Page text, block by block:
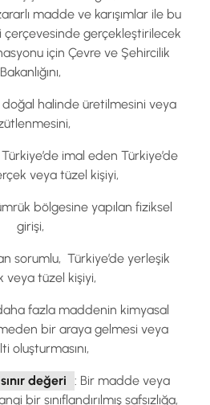
madde ve karışımlar ile bu
çerçevesinde gerçekleştirilecek
için Çevre ve Şehircilik
Bakanlığını,
halinde üretilmesini veya
imal eden Türkiye’de
veya tüzel kişiyi,
bölgesine yapılan fiziksel
girişi,
sorumlu, Türkiye’de yerleşik
veya tüzel kişiyi,
fazla maddenin kimyasal
bir araya gelmesi veya
oluşturmasını,
değeri : Bir madde veya
bir sınıflandırılmış safsızlığa,